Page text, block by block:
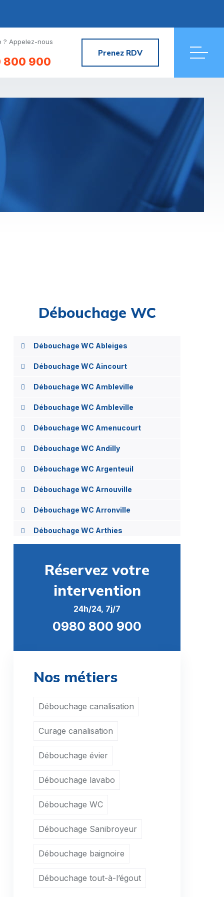
? Appelez-nous
800 900
Prenez RDV
Débouchage WC
Débouchage WC Ableiges
Débouchage WC Aincourt
Débouchage WC Ambleville
Débouchage WC Ambleville
Débouchage WC Amenucourt
Débouchage WC Andilly
Débouchage WC Argenteuil
Débouchage WC Arnouville
Débouchage WC Arronville
Débouchage WC Arthies
Débouchage WC Attainville
Débouchage WC Auvers-sur-Oise
Débouchage WC Avernes
Débouchage WC Baillet-en-France
Débouchage WC Banthelu
Débouchage WC Beauchamp
Débouchage WC Bellefontaine
Débouchage WC Belloy-en-France
Débouchage WC Bernes-sur-Oise
Débouchage WC Bezons
Débouchage WC Boisemont
Réservez votre
intervention
24h/24, 7j/7
0980 800 900
Nos métiers
Débouchage canalisation
Curage canalisation
Débouchage évier
Débouchage lavabo
Débouchage WC
Débouchage Sanibroyeur
Débouchage baignoire
Débouchage tout-à-l’égout